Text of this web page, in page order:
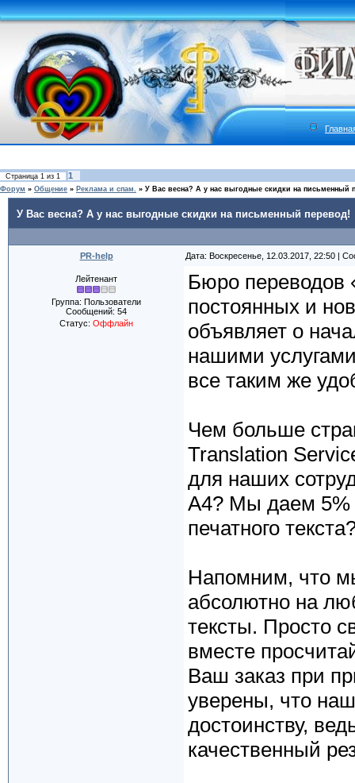
Страница 1 из 1 1
Форум » Общение » Реклама и спам. » У Вас весна? А у нас выгодные скидки на письменный
У Вас весна? А у нас выгодные скидки на письменный перевод!
PR-help Дата: Воскресенье, 12.03.2017, 22:50 |
Лейтенант
Группа: Пользователи
Сообщений: 54
Статус: Оффлайн
Бюро переводов
постоянных и
объявляет о
нашими
все таким же
Чем больше
Translation
для наших
А4? Мы даем 5%
печатного
Напомним, что
абсолютно на
тексты. Просто
вместе
Ваш заказ при
уверены, что
достоинству,
качественный